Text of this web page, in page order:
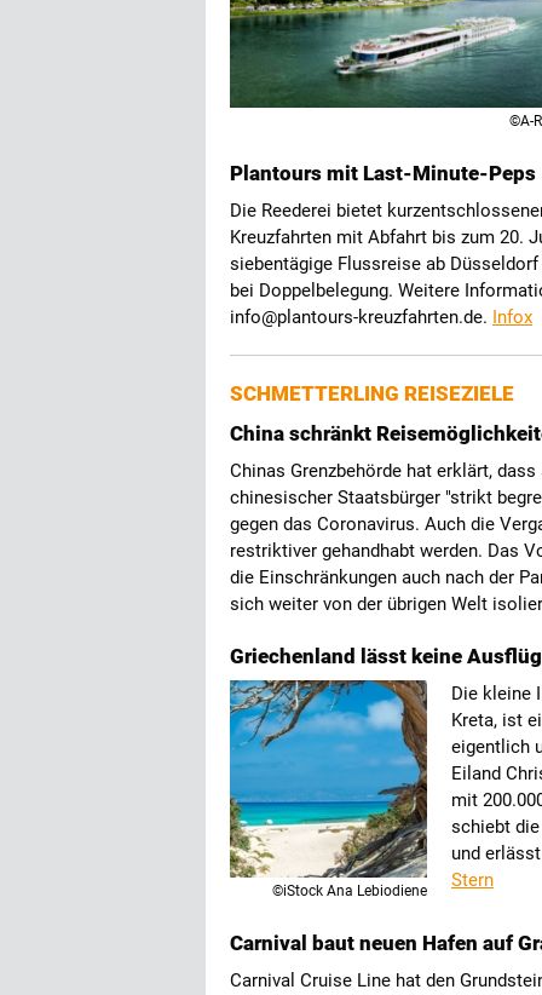
©A-
Plantours mit Last-Minute-Peps
Die Reederei bietet
Kreuzfahrten mit Abfahrt bis zum 20.
siebentägige Flussreise ab
bei Doppelbelegung. Weitere
info@plantours-kreuzfahrten.de. Infox
SCHMETTERLING REISEZIELE
China schränkt
Chinas Grenzbehörde hat erklärt,
chinesischer Staatsbürger "strikt
gegen das Coronavirus. Auch die
restriktiver gehandhabt werden. Das
die Einschränkungen auch nach der
sich weiter von der übrigen Welt
Griechenland lässt keine
©iStock Ana Lebiodiene
Die kleine
Kreta, ist
eigentlich
Eiland
mit
schiebt
und
Stern
Carnival baut neuen Hafen auf
Carnival Cruise Line hat den